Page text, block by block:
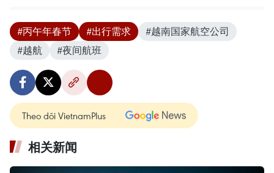
#丙午年春节 #出行需求
#越南国家航空公司
#越航
#夜间航班
Theo dõi VietnamPlus
相关新闻